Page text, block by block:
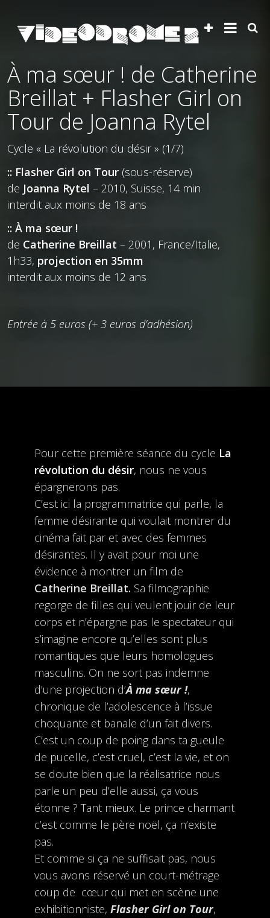
À ma sœur ! de Catherine
Breillat + Flasher Girl on
Tour de Joanna Rytel
Cycle « La révolution du désir » (1/7)
:: Flasher Girl on Tour (sous-réserve)
de Joanna Rytel – 2010, Suisse, 14 min
interdit aux moins de 18 ans
:: À ma sœur !
de Catherine Breillat – 2001, France/Italie,
1h33, projection en 35mm
interdit aux moins de 12 ans
Entrée à 5 euros (+ 3 euros d’adhésion)
Pour cette première séance du cycle La
révolution du désir, nous ne vous
épargnerons pas.
C’est ici la programmatrice qui parle, la
femme désirante qui voulait montrer du
cinéma fait par et avec des femmes
désirantes. Il y avait pour moi une
évidence à montrer un film de
Catherine Breillat. Sa filmographie
regorge de filles qui veulent jouir de leur
corps et n’épargne pas le spectateur qui
s’imagine encore qu’elles sont plus
romantiques que leurs homologues
masculins. On ne sort pas indemne
d’une projection d’À ma sœur !,
chronique de l’adolescence à l’issue
choquante et banale d’un fait divers.
C’est un coup de poing dans ta gueule
de pucelle, c’est cruel, c’est la vie, et on
se doute bien que la réalisatrice nous
parle un peu d’elle aussi, ça vous
étonne ? Tant mieux. Le prince charmant
c’est comme le père noël, ça n’existe
pas.
Et comme si ça ne suffisait pas, nous
vous avons réservé un court-métrage
coup de cœur qui met en scène une
exhibitionniste, Flasher Girl on Tour,